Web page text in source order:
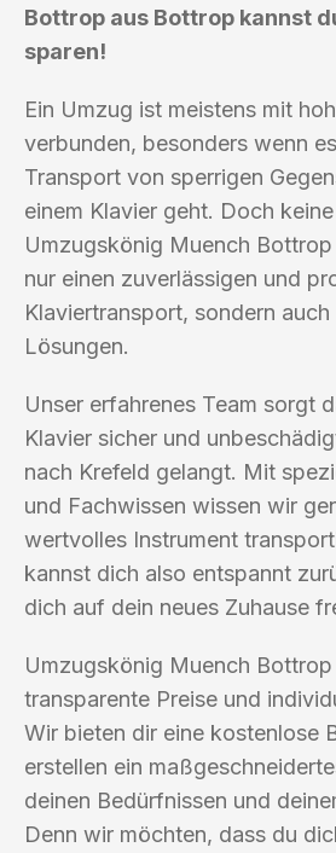
Bottrop aus Bottrop kannst
sparen!
Ein Umzug ist meistens mit
verbunden, besonders wenn
Transport von sperrigen
einem Klavier geht. Doch
Umzugskönig Muench
nur einen zuverlässigen und
Klaviertransport, sondern
Lösungen.
Unser erfahrenes Team sorgt
Klavier sicher und
nach Krefeld gelangt. Mit
und Fachwissen wissen wir
wertvolles Instrument
kannst dich also entspannt
dich auf dein neues Zuhause
Umzugskönig Muench
transparente Preise und
Wir bieten dir eine kostenlose
erstellen ein
deinen Bedürfnissen und
Denn wir möchten, dass du